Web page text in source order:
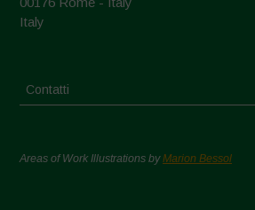
Italy
Contatti
Areas of Work Illustrations byMarion Bessol